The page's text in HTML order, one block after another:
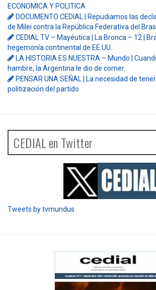
sustentibilidad. | 6 DE AGOSTO: SOBERANIA
ECONOMICA Y POLITICA
DOCUMENTO CEDIAL | Repudiamos las
de Milei contra la República Federativa del
CEDIAL TV – Mayéutica | La Bronca – 12 |
hegemonía continental de EE.UU..
LA HISTORIA ES NUESTRA – Mundo |
hambre, la Argentina le dio de comer.
PENSAR UNA SEÑAL | La necesidad de tener
CEDIAL en Twitter